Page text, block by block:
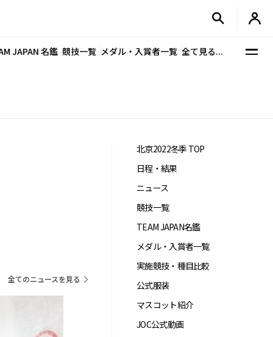
JAPAN 名鑑 競技一覧 メダル・入賞者一覧 全て見る...
全てのニュースを見る
北京2022冬季 TOP
日程・結果
ニュース
競技一覧
TEAM JAPAN名鑑
メダル・入賞者一覧
実施競技・種目比較
公式服装
マスコット紹介
JOC公式動画